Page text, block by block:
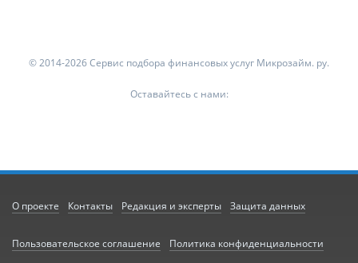
© 2014-2026 Сервис подбора финансовых услуг Микрозайм. ру.
Оставайтесь с нами:
О проекте Контакты Редакция и эксперты Защита данных
Пользовательское соглашение Политика конфиденциальности